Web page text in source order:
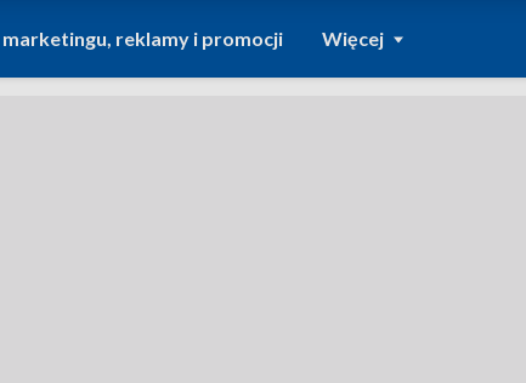
marketingu, reklamy i promocji Więcej